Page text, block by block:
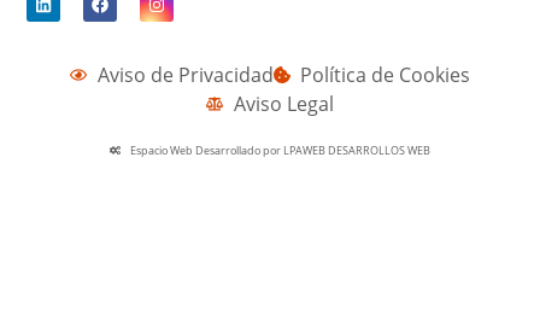
Aviso de Privacidad
Política de Cookies
Aviso Legal
Espacio Web Desarrollado por LPAWEB DESARROLLOS WEB